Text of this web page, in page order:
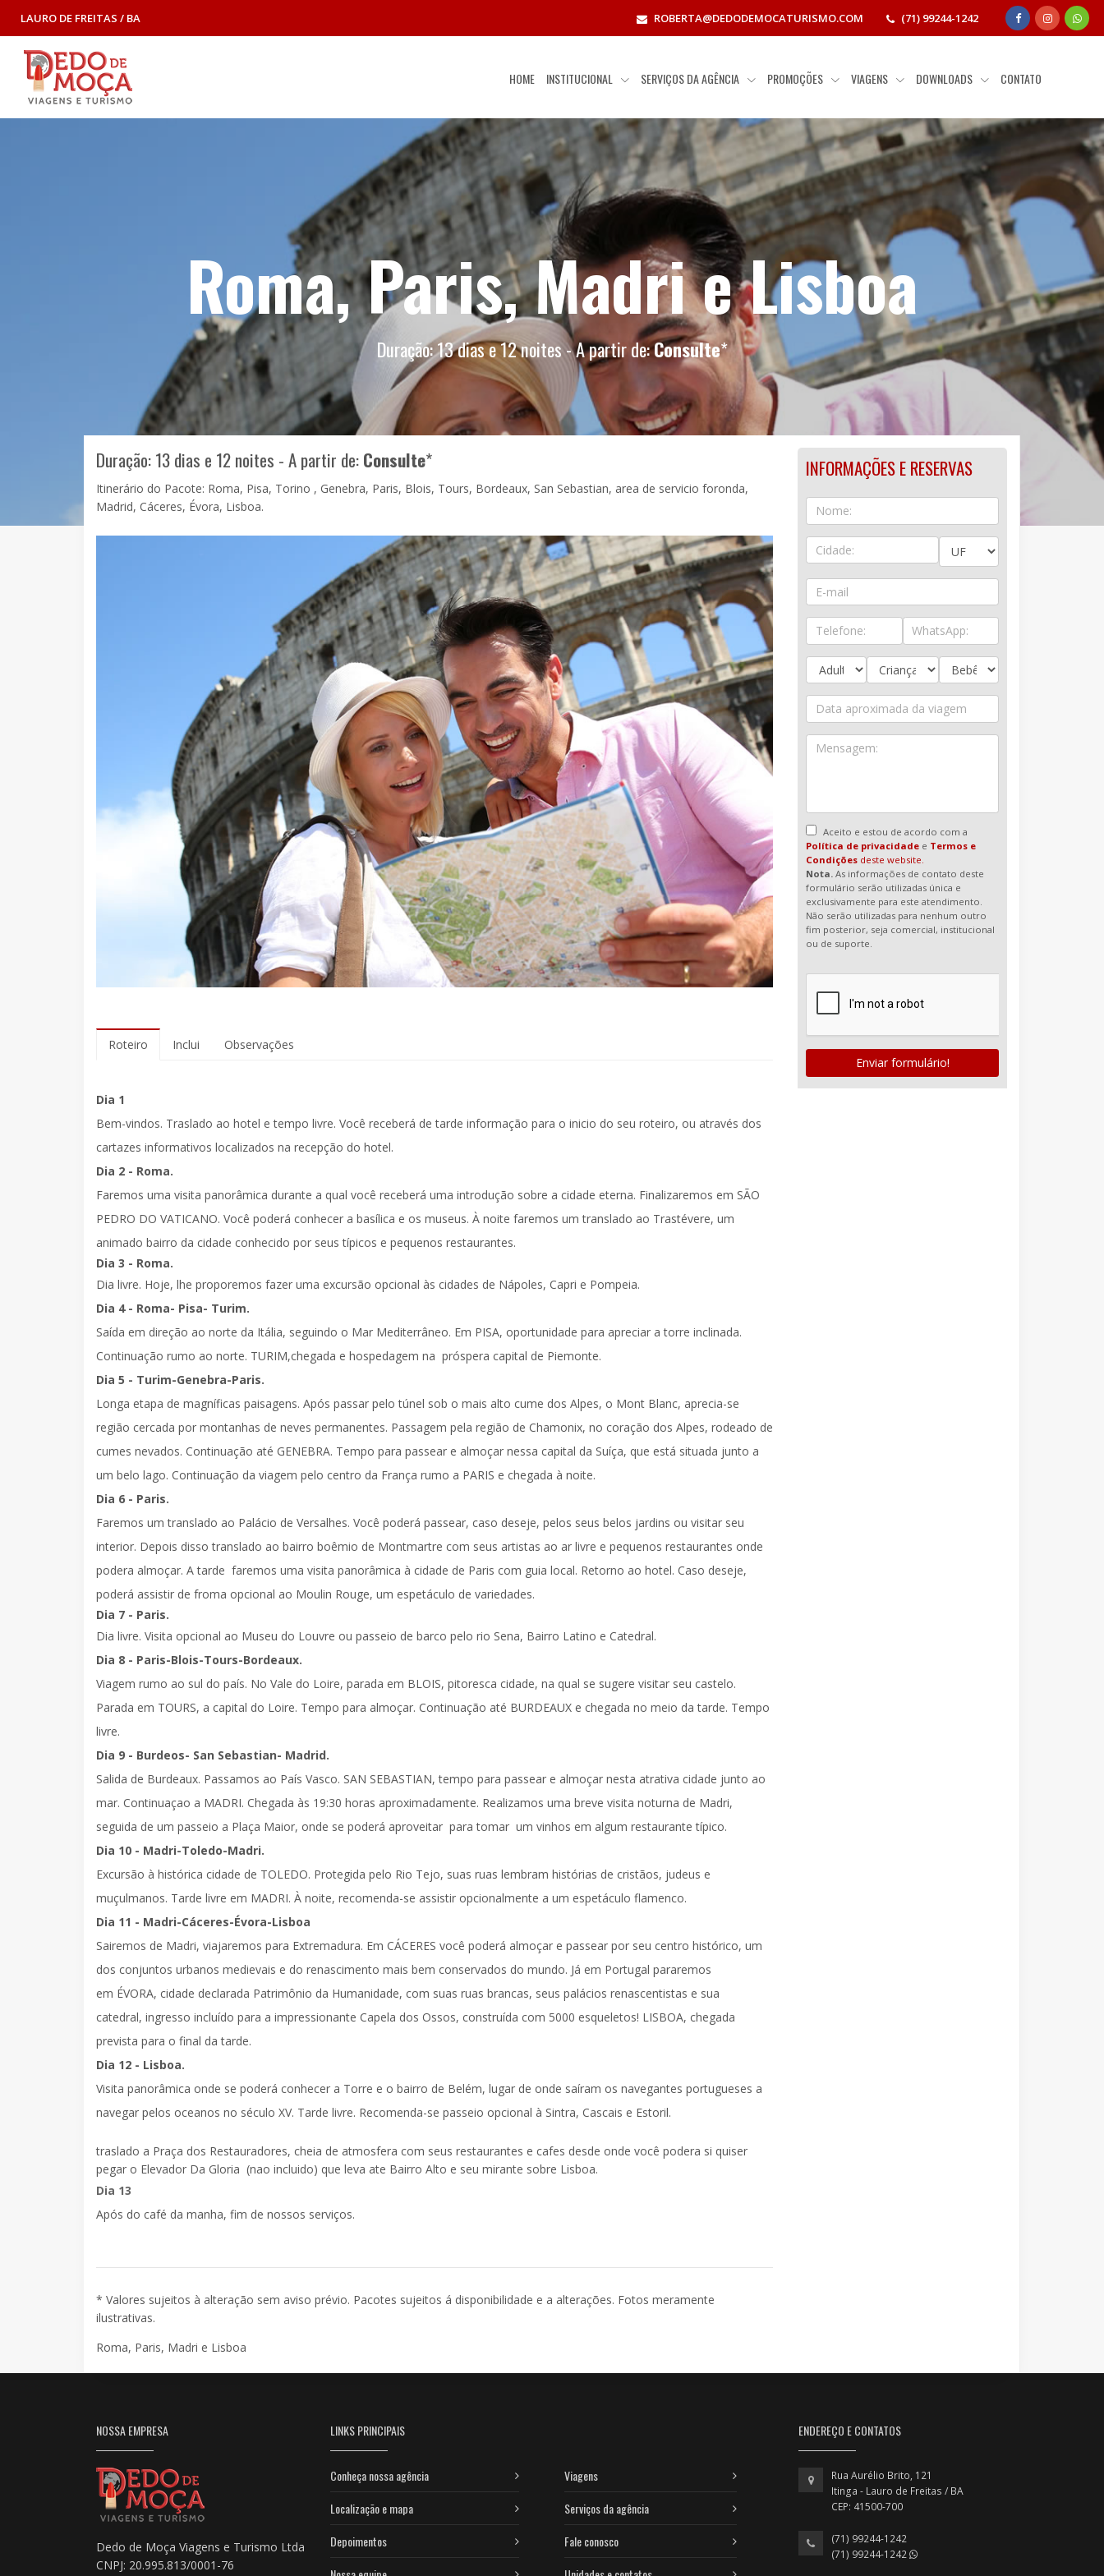
LAURO DE FREITAS / BA ROBERTA@DEDODEMOCATURISMO.COM (71) 99244-1242
HOME INSTITUCIONAL SERVIÇOS DA AGÊNCIA PROMOÇÕES VIAGENS DOWNLOADS CONTATO
Roma, Paris, Madri e Lisboa
Duração: 13 dias e 12 noites - A partir de:Consulte*
Duração: 13 dias e 12 noites - A partir de:Consulte*
Itinerário do Pacote: Roma, Pisa, Torino , Genebra, Paris, Blois, Tours, Bordeaux, San Sebastian, area de servicio foronda,
Madrid, Cáceres, Évora, Lisboa.
Roteiro Inclui Observações
Dia 1
Bem-vindos. Traslado ao hotel e tempo livre. Você receberá de tarde informação para o inicio do seu roteiro, ou através dos
cartazes informativos localizados na recepção do hotel.
Dia 2 - Roma.
Faremos uma visita panorâmica durante a qual você receberá uma introdução sobre a cidade eterna. Finalizaremos em SÃO
PEDRO DO VATICANO. Você poderá conhecer a basílica e os museus. À noite faremos umtranslado ao Trastévere, um
animado bairro da cidade conhecido por seus típicos e pequenos restaurantes.
Dia 3 - Roma.
Dia livre. Hoje, lhe proporemos fazer uma excursão opcional às cidades de Nápoles, Capri e Pompeia.
Dia 4 - Roma- Pisa- Turim.
Saída em direção ao norte da Itália, seguindo o Mar Mediterrâneo. Em PISA, oportunidade para apreciar a torre inclinada.
Continuação rumo ao norte. TURIM,chegada e hospedagem na próspera capital de Piemonte.
Dia 5 - Turim-Genebra-Paris.
Longa etapa de magníficas paisagens. Após passar pelo túnel sob o mais alto cume dos Alpes, o Mont Blanc, aprecia-se
região cercada por montanhas de neves permanentes. Passagem pela região de Chamonix, no coração dos Alpes, rodeado de
cumes nevados. Continuação até GENEBRA. Tempo para passear e almoçar nessa capital da Suíça, que está situada junto a
um belo lago. Continuação da viagem pelo centro da França rumo a PARIS e chegada à noite.
Dia 6 - Paris.
Faremos umtranslado ao Palácio de Versalhes. Você poderá passear, caso deseje, pelos seus belos jardins ou visitar seu
interior. Depois disso translado ao bairro boêmio de Montmartre com seus artistas ao ar livre e pequenos restaurantes onde
podera almoçar. A tarde faremos uma visita panorâmica à cidade de Paris com guia local. Retorno ao hotel. Caso deseje,
poderá assistir de froma opcional ao Moulin Rouge, um espetáculo de variedades.
Dia 7 - Paris.
Dia livre. Visita opcional ao Museu do Louvre ou passeio de barco pelo rio Sena, Bairro Latino e Catedral.
Dia 8 - Paris-Blois-Tours-Bordeaux.
Viagem rumo ao sul do país. No Vale do Loire, parada em BLOIS, pitoresca cidade, na qual se sugere visitar seu castelo.
Parada em TOURS, a capital do Loire. Tempo para almoçar. Continuação até BURDEAUX e chegada no meio da tarde. Tempo
livre.
Dia 9 - Burdeos- San Sebastian- Madrid.
Salida de Burdeaux. Passamos ao País Vasco. SAN SEBASTIAN, tempo para passear e almoçar nesta atrativa cidade junto ao
mar. Continuaçao a MADRI. Chegada às 19:30 horas aproximadamente. Realizamos uma breve visita noturna de Madri,
seguida de um passeio a Plaça Maior, onde se poderá aproveitar para tomar um vinhos em algum restaurante típico.
Dia 10 - Madri-Toledo-Madri.
Excursão à histórica cidade de TOLEDO. Protegida pelo Rio Tejo, suas ruas lembram histórias de cristãos, judeus e
muçulmanos. Tarde livre em MADRI. À noite, recomenda-se assistir opcionalmente a um espetáculo flamenco.
Dia 11 - Madri-Cáceres-Évora-Lisboa
Sairemos de Madri, viajaremos para Extremadura. Em CÁCERES você poderá almoçar e passear por seu centro histórico, um
dos conjuntos urbanos medievais e do renascimento mais bem conservados do mundo. Já em Portugal pararemos
em ÉVORA, cidade declarada Patrimônio da Humanidade, com suas ruas brancas, seus palácios renascentistas e sua
catedral, ingresso incluído para a impressionante Capela dos Ossos, construída com 5000 esqueletos! LISBOA, chegada
prevista para o final da tarde.
Dia 12 - Lisboa.
Visita panorâmica onde se poderá conhecer a Torre e o bairro de Belém, lugar de onde saíram os navegantes portugueses a
navegar pelos oceanos no século XV. Tarde livre. Recomenda-se passeio opcional à Sintra, Cascais e Estoril.
traslado a Praça dos Restauradores, cheia de atmosfera com seus restaurantes e cafes desde onde você podera si quiser
pegar o Elevador Da Gloria (nao incluido) que leva ate Bairro Alto e seu mirante sobre Lisboa.
Dia 13
Após do café da manha, fim de nossos serviços.
* Valores sujeitos à alteração sem aviso prévio. Pacotes sujeitos á disponibilidade e a alterações. Fotos meramente
ilustrativas.
Roma, Paris, Madri e Lisboa
INFORMAÇÕES E RESERVAS
Aceito e estou de acordo com a
Política de privacidade e Termos e
Condições deste website.
Nota. As informações de contato deste
formulário serão utilizadas única e
exclusivamente para este atendimento.
Não serão utilizadas para nenhum outro
fim posterior, seja comercial, institucional
ou de suporte.
Enviar formulário!
NOSSA EMPRESA
Dedo de Moça Viagens e Turismo Ltda
CNPJ: 20.995.813/0001-76
LINKS PRINCIPAIS
Conheça nossa agência
Localização e mapa
Depoimentos
Viagens
Serviços da agência
Fale conosco
ENDEREÇO E CONTATOS
Rua Aurélio Brito, 121
Itinga - Lauro de Freitas / BA
CEP: 41500-700
(71) 99244-1242
(71) 99244-1242